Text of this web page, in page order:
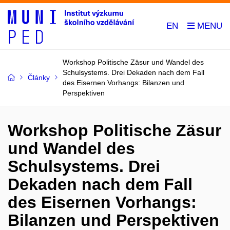
EN
Články
Workshop Politische Zäsur und Wandel des
Schulsystems. Drei Dekaden nach dem Fall
des Eisernen Vorhangs: Bilanzen und
Perspektiven
Workshop Politische Zäsur
und Wandel des
Schulsystems. Drei
Dekaden nach dem Fall
des Eisernen Vorhangs:
Bilanzen und Perspektiven